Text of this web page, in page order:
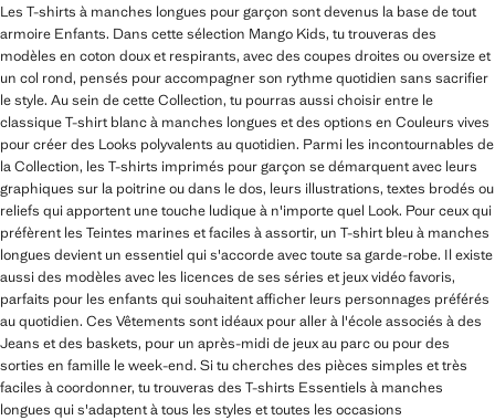
Les T-shirts à manches longues pour garçon sont devenus la base de tout
armoire Enfants. Dans cette sélection Mango Kids, tu trouveras des
modèles en coton doux et respirants, avec des coupes droites ou oversize et
un col rond, pensés pour accompagner son rythme quotidien sans sacrifier
le style. Au sein de cette Collection, tu pourras aussi choisir entre le
classique T-shirt blanc à manches longues et des options en Couleurs vives
pour créer des Looks polyvalents au quotidien. Parmi les incontournables de
la Collection, les T-shirts imprimés pour garçon se démarquent avec leurs
graphiques sur la poitrine ou dans le dos, leurs illustrations, textes brodés ou
reliefs qui apportent une touche ludique à n'importe quel Look. Pour ceux qui
préfèrent les Teintes marines et faciles à assortir, un T-shirt bleu à manches
longues devient un essentiel qui s'accorde avec toute sa garde-robe. Il existe
aussi des modèles avec les licences de ses séries et jeux vidéo favoris,
parfaits pour les enfants qui souhaitent afficher leurs personnages préférés
au quotidien. Ces Vêtements sont idéaux pour aller à l'école associés à des
Jeans et des baskets, pour un après-midi de jeux au parc ou pour des
sorties en famille le week-end. Si tu cherches des pièces simples et très
faciles à coordonner, tu trouveras des T-shirts Essentiels à manches
longues qui s'adaptent à tous les styles et toutes les occasions